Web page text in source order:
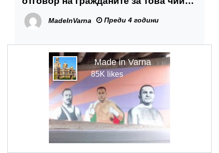
интереси обслужва
MadeInVarna Преди 4 години
Made in Varna
85K likes